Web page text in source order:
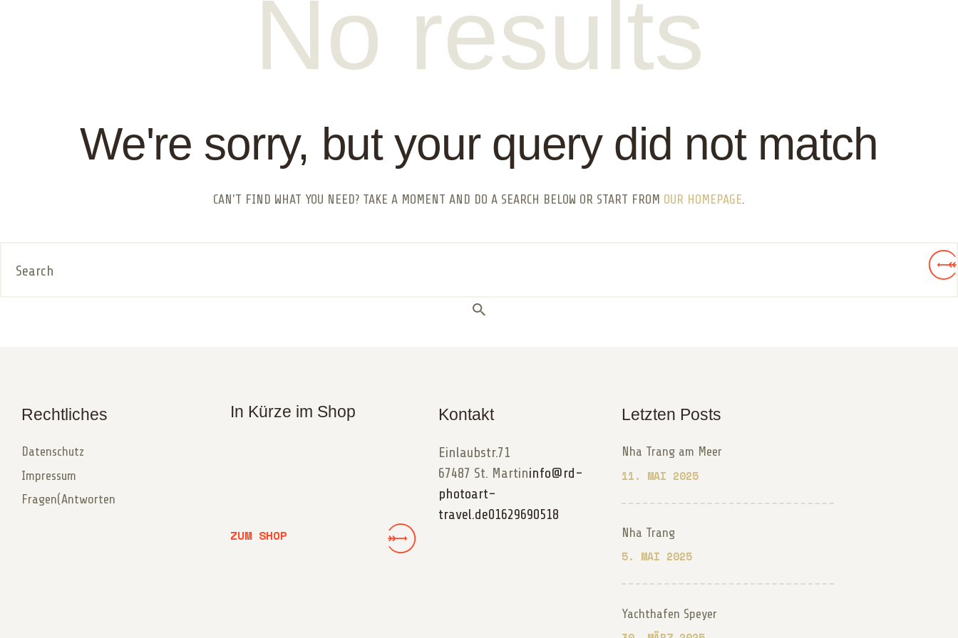
No results
We're sorry, but your query did not match
CAN'T FIND WHAT YOU NEED? TAKE A MOMENT AND DO A SEARCH BELOW OR START FROM OUR HOMEPAGE.
Rechtliches
Datenschutz
Impressum
Fragen(Antworten
In Kürze im Shop
ZUM SHOP
Kontakt
Einlaubstr.71
67487 St. Martininfo@rd-
photoart-
travel.de01629690518
Letzten Posts
Nha Trang am Meer
11. MAI 2025
Nha Trang
5. MAI 2025
Yachthafen Speyer